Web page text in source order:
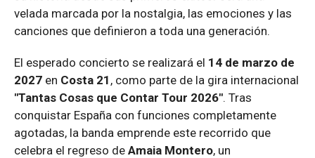
velada marcada por la nostalgia, las emociones y las
canciones que definieron a toda una generación.
El esperado concierto se realizará el 14 de marzo de
2027 en Costa 21 , como parte de la gira internacional
"Tantas Cosas que Contar Tour 2026". Tras
conquistar España con funciones completamente
agotadas, la banda emprende este recorrido que
celebra el regreso de Amaia Montero, un